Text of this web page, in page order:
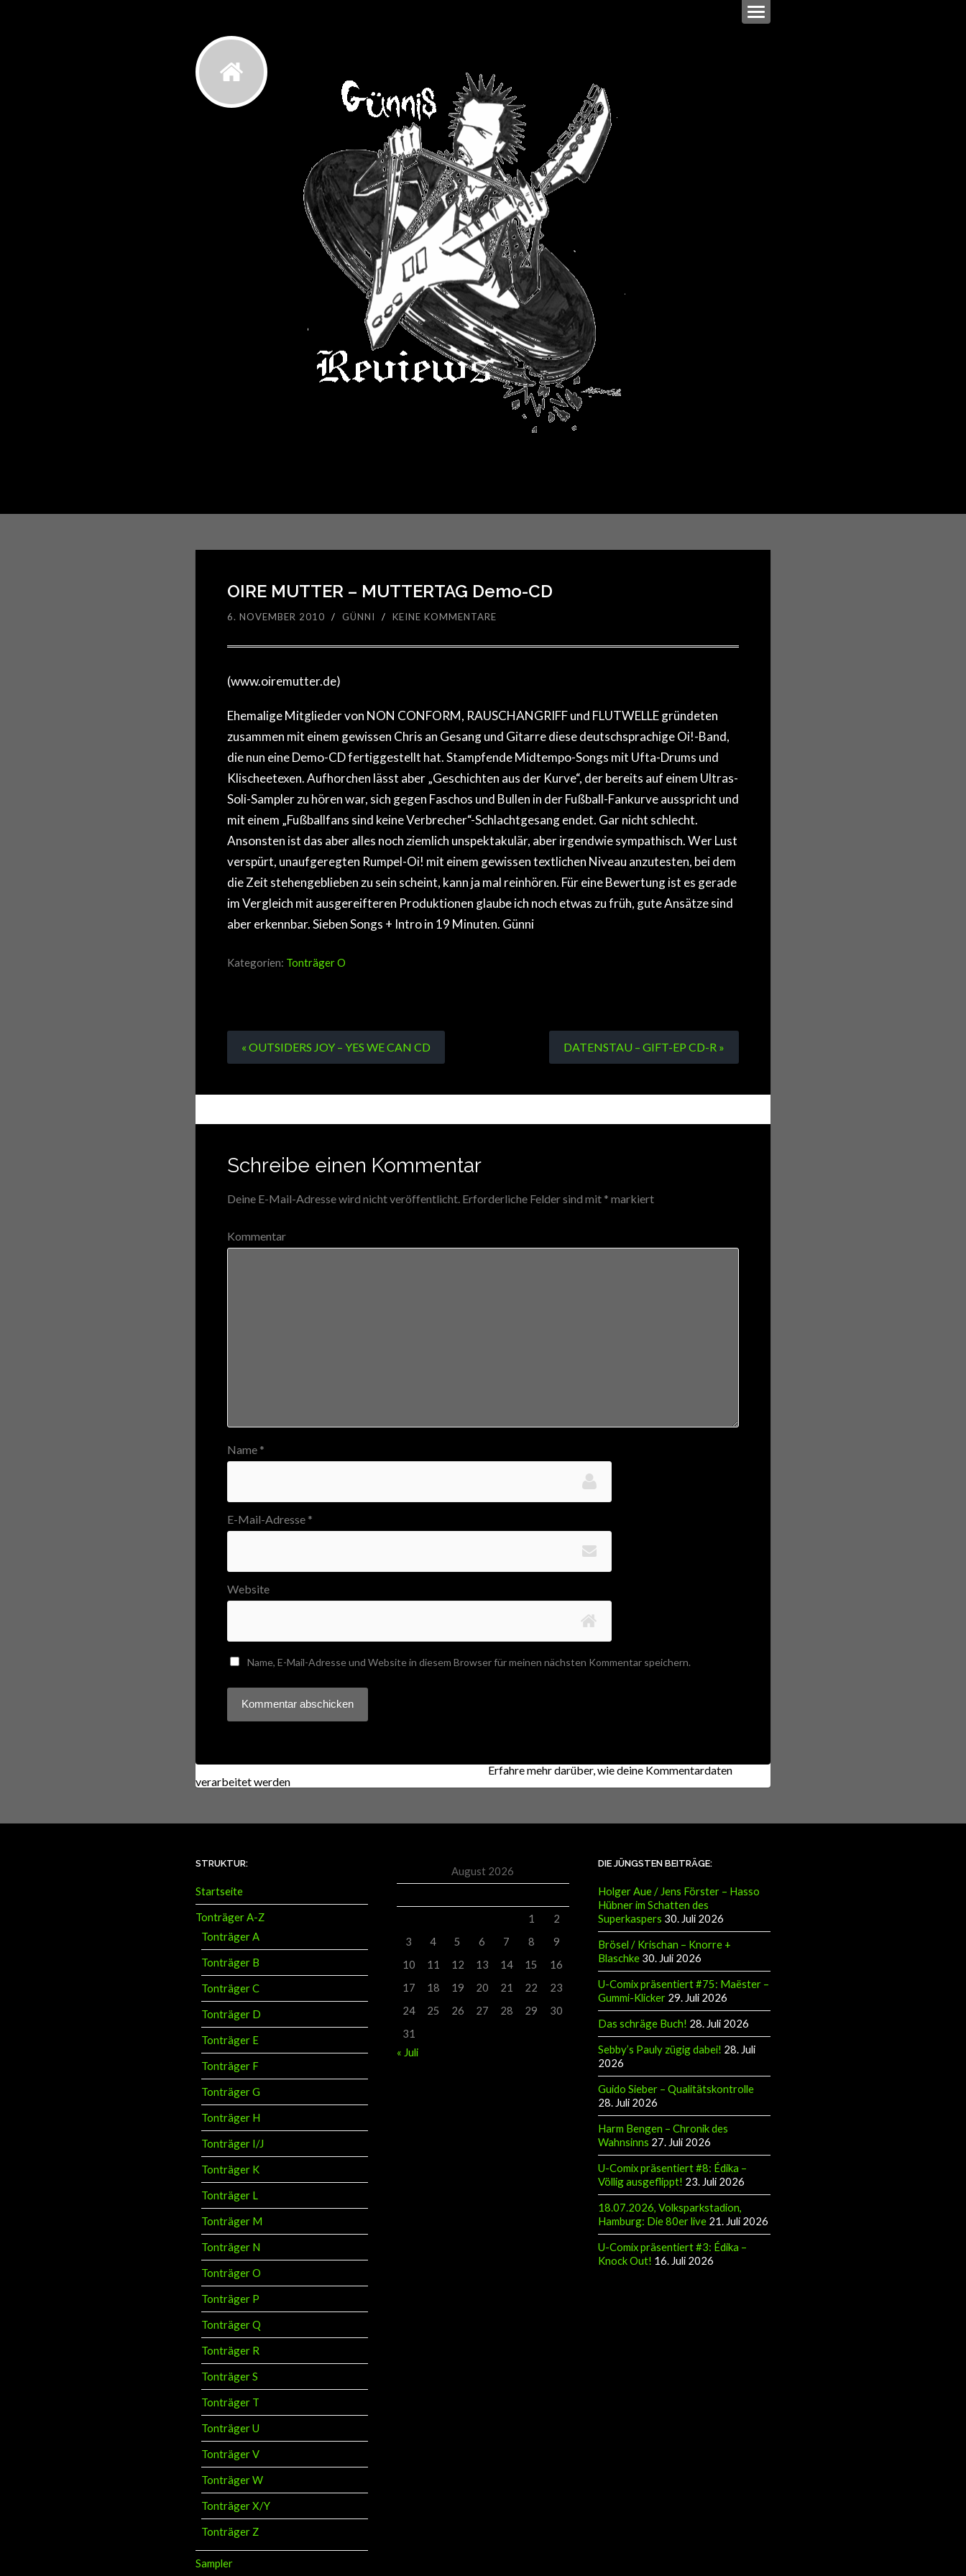
OIRE MUTTER – MUTTERTAG Demo-CD
6. NOVEMBER 2010 / GÜNNI / KEINE KOMMENTARE
(www.oiremutter.de)
Ehemalige Mitglieder von NON CONFORM, RAUSCHANGRIFF und FLUTWELLE gründeten
zusammen mit einem gewissen Chris an Gesang und Gitarre diese deutschsprachige Oi!-Band,
die nun eine Demo-CD fertiggestellt hat. Stampfende Midtempo-Songs mit Ufta-Drums und
Klischeetexen. Aufhorchen lässt aber „Geschichten aus der Kurve“, der bereits auf einem Ultras-
Soli-Sampler zu hören war, sich gegen Faschos und Bullen in der Fußball-Fankurve ausspricht und
mit einem „Fußballfans sind keine Verbrecher“-Schlachtgesang endet. Gar nicht schlecht.
Ansonsten ist das aber alles noch ziemlich unspektakulär, aber irgendwie sympathisch. Wer Lust
verspürt, unaufgeregten Rumpel-Oi! mit einem gewissen textlichen Niveau anzutesten, bei dem
die Zeit stehengeblieben zu sein scheint, kann ja mal reinhören. Für eine Bewertung ist es gerade
im Vergleich mit ausgereifteren Produktionen glaube ich noch etwas zu früh, gute Ansätze sind
aber erkennbar. Sieben Songs + Intro in 19 Minuten. Günni
Kategorien: Tonträger O
DATENSTAU – GIFT-EP CD-R »
« OUTSIDERS JOY – YES WE CAN CD
Schreibe einen Kommentar
Deine E-Mail-Adresse wird nicht veröffentlicht. Erforderliche Felder sind mit *markiert
Kommentar
Name *
E-Mail-Adresse *
Website
Name, E-Mail-Adresse und Website in diesem Browser für meinen nächsten Kommentar speichern.
Diese Website verwendet Akismet, um Spam zu reduzieren.Erfahre mehr darüber, wie deine Kommentardaten
verarbeitet werden.
STRUKTUR:
Startseite
Tonträger A-Z
Tonträger A
Tonträger B
Tonträger C
Tonträger D
Tonträger E
Tonträger F
Tonträger G
Tonträger H
Tonträger I/J
Tonträger K
Tonträger L
Tonträger M
Tonträger N
Tonträger O
Tonträger P
Tonträger Q
Tonträger R
Tonträger S
Tonträger T
Tonträger U
Tonträger V
Tonträger W
Tonträger X/Y
Tonträger Z
Sampler
August 2026
1
2
3
4 5 6 7 8
9
10
11 12 13 14 15
16
17
18 19 20 21 22
23
24
25 26 27 28 29
30
31
« Juli
DIE JÜNGSTEN BEITRÄGE:
Holger Aue / Jens Förster – Hasso
Hübner im Schatten des
Superkaspers 30. Juli 2026
Brösel / Krischan – Knorre +
Blaschke 30. Juli 2026
U-Comix präsentiert #75: Maëster –
Gummi-Klicker 29. Juli 2026
Das schräge Buch! 28. Juli 2026
Sebby’s Pauly zügig dabei! 28. Juli
2026
Guido Sieber – Qualitätskontrolle
28. Juli 2026
Harm Bengen – Chronik des
Wahnsinns 27. Juli 2026
U-Comix präsentiert #8: Édika –
Völlig ausgeflippt! 23. Juli 2026
18.07.2026, Volksparkstadion,
Hamburg: Die 80er live 21. Juli 2026
U-Comix präsentiert #3: Édika –
Knock Out! 16. Juli 2026